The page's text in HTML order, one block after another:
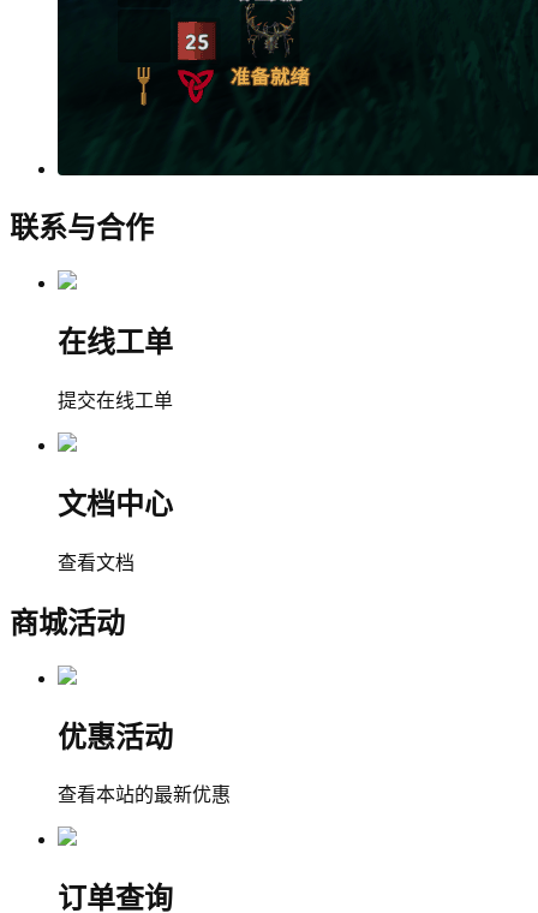
联系与合作
在线工单
提交在线工单
文档中心
查看文档
商城活动
优惠活动
查看本站的最新优惠
订单查询